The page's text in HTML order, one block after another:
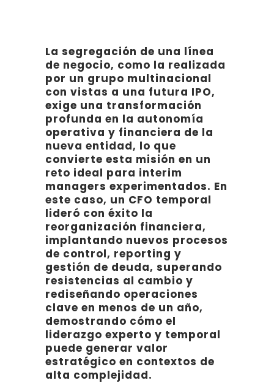
La segregación de una línea
de negocio, como la realizada
por un grupo multinacional
con vistas a una futura IPO,
exige una transformación
profunda en la autonomía
operativa y financiera de la
nueva entidad, lo que
convierte esta misión en un
reto ideal para interim
managers experimentados. En
este caso, un CFO temporal
lideró con éxito la
reorganización financiera,
implantando nuevos procesos
de control, reporting y
gestión de deuda, superando
resistencias al cambio y
rediseñando operaciones
clave en menos de un año,
demostrando cómo el
liderazgo experto y temporal
puede generar valor
estratégico en contextos de
alta complejidad.